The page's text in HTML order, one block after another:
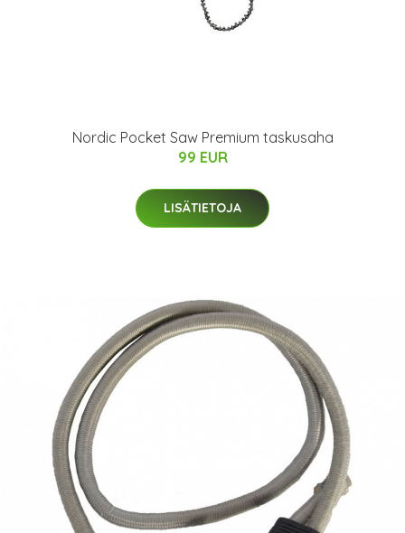
Nordic Pocket Saw Premium taskusaha
99 EUR
LISÄTIETOJA